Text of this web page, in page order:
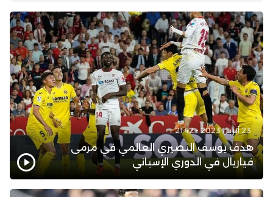
23 أبريل 2023 - 21:42
هدف يوسف النصيري العالمي في مرمى
فياريال في الدوري الإسباني